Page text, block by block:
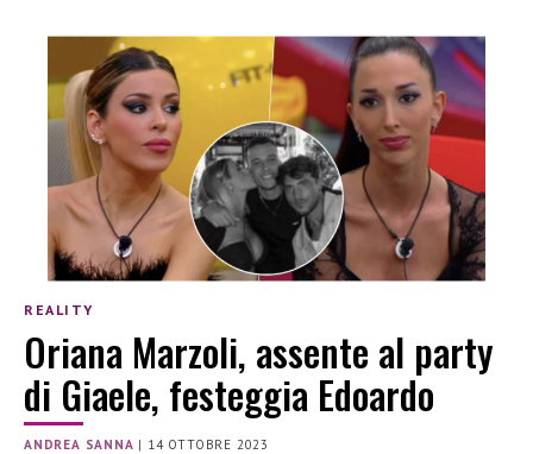
REALITY
Oriana Marzoli, assente al party
di Giaele, festeggia Edoardo
ANDREA SANNA | 14 OTTOBRE 2023